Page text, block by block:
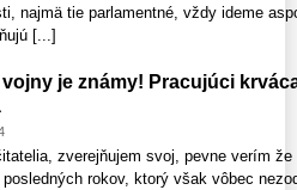
najmä tie parlamentné, vždy ideme
[...]
je známy! Pracujúci
zverejňujem svoj, pevne verím
rokov, ktorý však vôbec